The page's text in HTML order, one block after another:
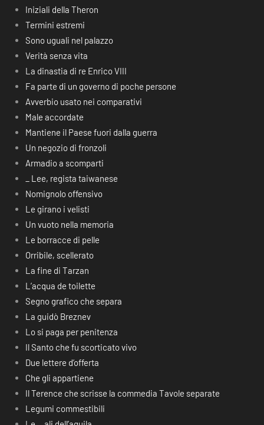
Iniziali della Theron
Termini estremi
Sono uguali nel palazzo
Verità senza vita
La dinastia di re Enrico VIII
Fa parte di un governo di poche persone
Avverbio usato nei comparativi
Male accordate
Mantiene il Paese fuori dalla guerra
Un negozio di fronzoli
Armadio a scomparti
_ Lee, regista taiwanese
Nomignolo offensivo
Le girano i velisti
Un vuoto nella memoria
Le borracce di pelle
Orribile, scellerato
La fine di Tarzan
L’acqua de toilette
Segno grafico che separa
La guidò Breznev
Lo si paga per penitenza
Il Santo che fu scorticato vivo
Due lettere d’offerta
Che gli appartiene
Il Terence che scrisse la commedia Tavole separate
Legumi commestibili